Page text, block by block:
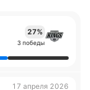
27%
3 победы
17 апреля 2026